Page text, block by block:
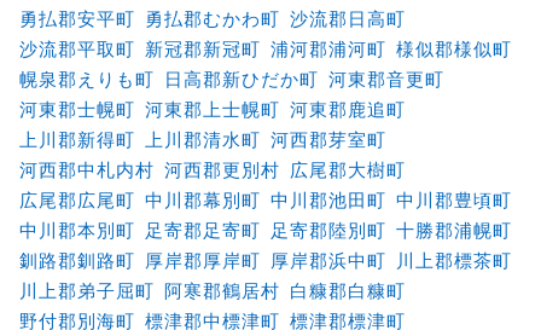
勇払郡安平町
勇払郡むかわ町 沙流郡日高町
沙流郡平取町 新冠郡新冠町 浦河郡浦河町 様似郡様似町
幌泉郡えりも町
日高郡新ひだか町 河東郡音更町
河東郡士幌町 河東郡上士幌町 河東郡鹿追町
上川郡新得町
上川郡清水町 河西郡芽室町
河西郡中札内村 河西郡更別村 広尾郡大樹町
広尾郡広尾町 中川郡幕別町 中川郡池田町 中川郡豊頃町
中川郡本別町
足寄郡足寄町 足寄郡陸別町 十勝郡浦幌町
釧路郡釧路町
厚岸郡厚岸町 厚岸郡浜中町
川上郡標茶町
川上郡弟子屈町 阿寒郡鶴居村 白糠郡白糠町
野付郡別海町 標津郡中標津町 標津郡標津町